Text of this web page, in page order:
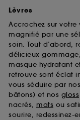
Lèvres
Accrochez sur votre
magnifié par une
soin. Tout d’abord,
délicieux
masque hydratant
retrouve sont éclat
vous séduire par nos
bâtons) et nos gloss
nacrés, mats ou
sourire, redessinez-